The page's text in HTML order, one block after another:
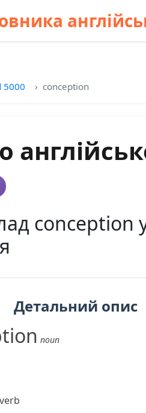
5000 conception
conception
Детальний опис
noun
verb